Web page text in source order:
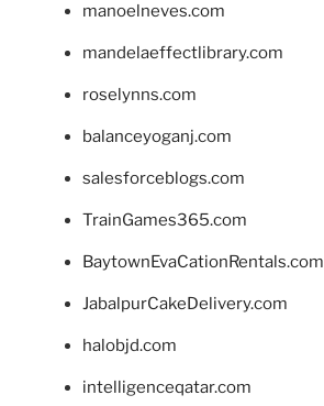
manoelneves.com
mandelaeffectlibrary.com
roselynns.com
balanceyoganj.com
salesforceblogs.com
TrainGames365.com
BaytownEvaCationRentals.com
JabalpurCakeDelivery.com
halobjd.com
intelligenceqatar.com